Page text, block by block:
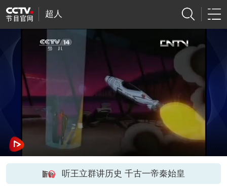
超人
听王立群讲历史 千古一帝秦始皇